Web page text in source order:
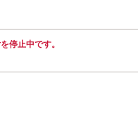
停止中です。